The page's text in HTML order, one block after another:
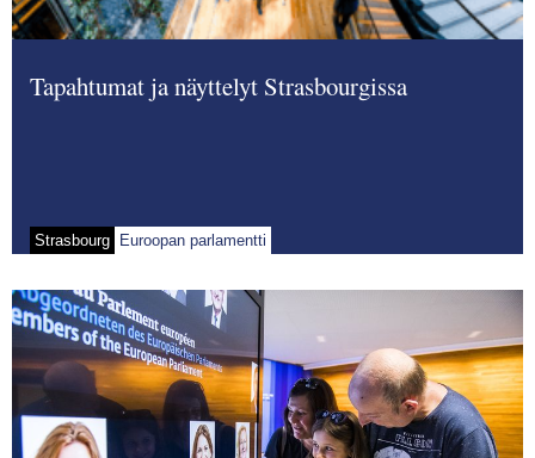
Tapahtumat ja näyttelyt Strasbourgissa
Strasbourg Euroopan parlamentti